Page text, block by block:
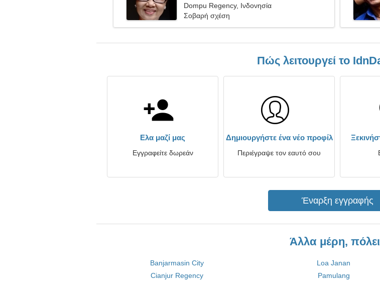
αέρα
Dompu Regency, Ινδονησία
Σοβαρή σχέση
Πώς λειτουργεί το
Ελα μαζί μας
Εγγραφείτε δωρεάν
Δημιουργήστε ένα νέο προφίλ
Περιέγραψε τον εαυτό σου
Έναρξη εγγραφής
Άλλα μέρη,
Banjarmasin City Loa Janan
Cianjur Regency
Pamulang